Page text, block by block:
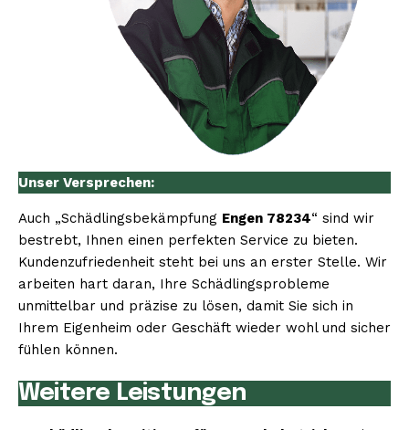
Unser Versprechen:
Auch „Schädlingsbekämpfung Engen 78234“ sind wir
bestrebt, Ihnen einen perfekten Service zu bieten.
Kundenzufriedenheit steht bei uns an erster Stelle. Wir
arbeiten hart daran, Ihre Schädlingsprobleme
unmittelbar und präzise zu lösen, damit Sie sich in
Ihrem Eigenheim oder Geschäft wieder wohl und sicher
fühlen können.
Weitere Leistungen